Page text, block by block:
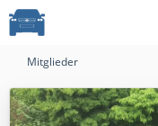
Mitglieder